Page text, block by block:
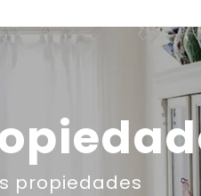
propiedades